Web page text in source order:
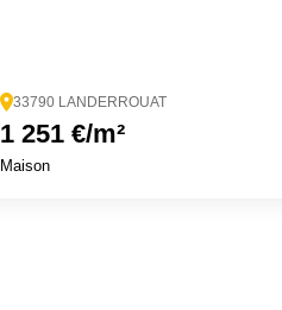
33790 LANDERROUAT
1 251 €/m²
Maison